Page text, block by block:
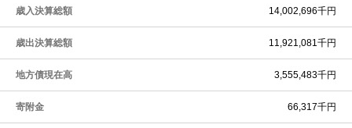
歳入決算総額 14,002,696千円
歳出決算総額 11,921,081千円
地方債現在高 3,555,483千円
寄附金 66,317千円